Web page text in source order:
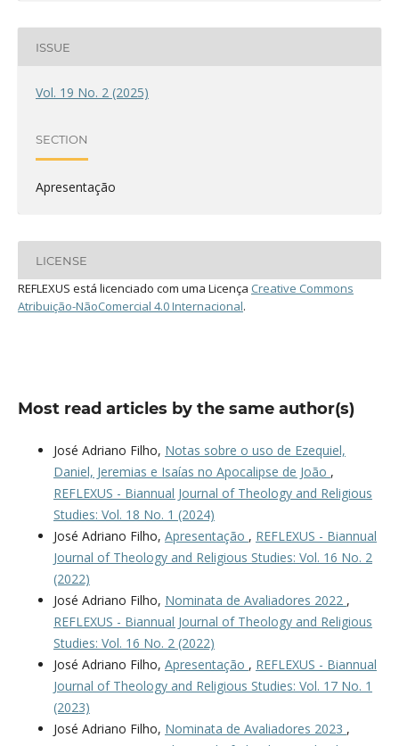
ISSUE
Vol. 19 No. 2 (2025)
SECTION
Apresentação
LICENSE
REFLEXUS está licenciado com uma Licença Creative Commons
Atribuição-NãoComercial 4.0 Internacional.
Most read articles by the same author(s)
José Adriano Filho, Notas sobre o uso de Ezequiel,
Daniel, Jeremias e Isaías no Apocalipse de João ,
REFLEXUS - Biannual Journal of Theology and Religious
Studies: Vol. 18 No. 1 (2024)
José Adriano Filho, Apresentação , REFLEXUS - Biannual
Journal of Theology and Religious Studies: Vol. 16 No. 2
(2022)
José Adriano Filho, Nominata de Avaliadores 2022 ,
REFLEXUS - Biannual Journal of Theology and Religious
Studies: Vol. 16 No. 2 (2022)
José Adriano Filho, Apresentação , REFLEXUS - Biannual
Journal of Theology and Religious Studies: Vol. 17 No. 1
(2023)
José Adriano Filho, Nominata de Avaliadores 2023 ,